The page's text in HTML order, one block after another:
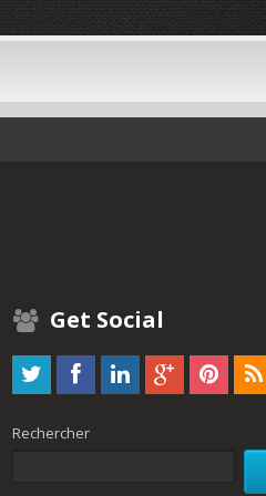
Get Social
Rechercher